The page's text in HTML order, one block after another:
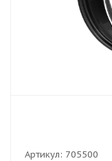
Артикул: 705500